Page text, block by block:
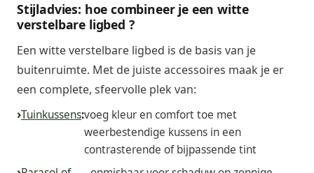
Stijladvies: hoe combineer je een witte
verstelbare ligbed ?
Een witte verstelbare ligbed is de basis van je
buitenruimte. Met de juiste accessoires maak je er
een complete, sfeervolle plek van:
Tuinkussens:voeg kleur en comfort toe met
weerbestendige kussens in een
contrasterende of bijpassende tint